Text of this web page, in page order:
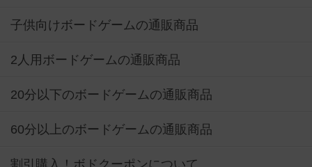
子供向けボードゲームの通販商品
2人用ボードゲームの通販商品
20分以下のボードゲームの通販商品
60分以上のボードゲームの通販商品